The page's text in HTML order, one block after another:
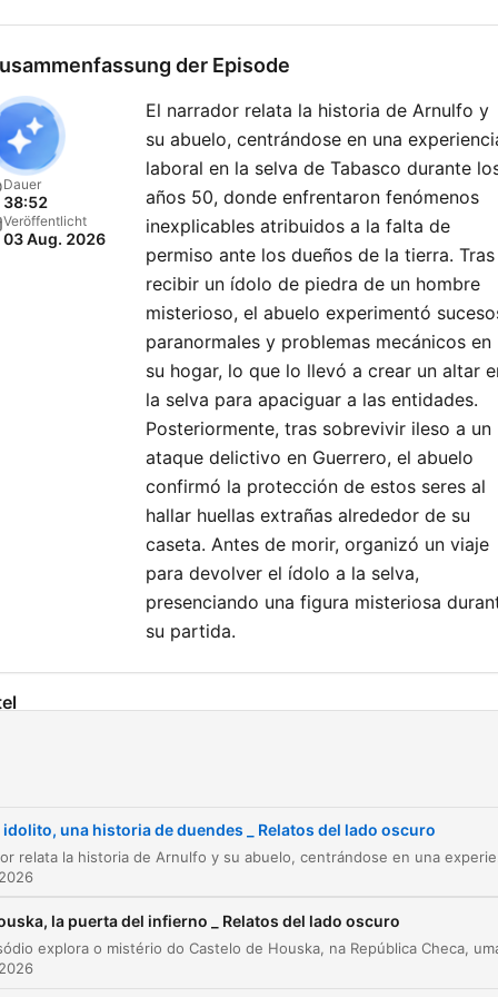
https://
Twitter:
Email:
Conviértete en un
de este podcast:
https://
del-lado-oscuro-
-5421502/support.
der Episode
Dauer
38:52
Veröffentlicht
03 Aug. 2026
El narrador relata la historia de Arnulfo y
su abuelo, centrándose en una
laboral en la selva de Tabasco durante
años 50, donde enfrentaron fenómenos
inexplicables atribuidos a la falta de
permiso ante los dueños de la tierra. Tras
recibir un ídolo de piedra de un hombre
misterioso, el abuelo experimentó
paranormales y problemas mecánicos en
su hogar, lo que lo llevó a crear un altar
la selva para apaciguar a las entidades.
Posteriormente, tras sobrevivir ileso a un
ataque delictivo en Guerrero, el abuelo
confirmó la protección de estos seres al
hallar huellas extrañas alrededor de su
caseta. Antes de morir, organizó un viaje
para devolver el ídolo a la selva,
presenciando una figura misteriosa
su partida.
00:04:24 El trabajo en la selva de Tabasco
00:29:31
00:31:29 El incidente en Guerrero
idolito, una historia de duendes _ Relatos del lado oscuro
la puerta del infierno _ Relatos del lado oscuro